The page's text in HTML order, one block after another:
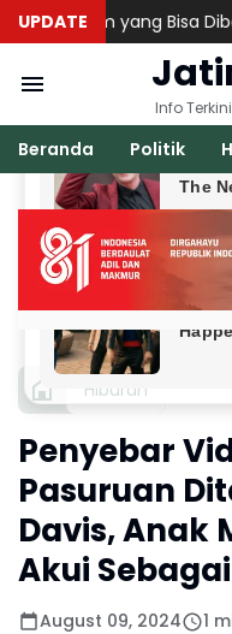
UPDATEyang Bisa Dibeli
Info
Beranda Politik
Hiburan
Penyebar
Pasuruan
Davis, Anak
Akui
August 09, 2024 1